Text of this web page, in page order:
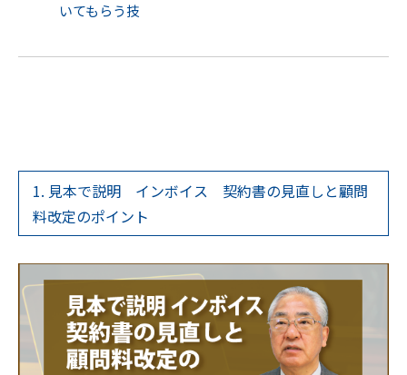
いてもらう技
1. 見本で説明 インボイス 契約書の見直しと顧問
料改定のポイント